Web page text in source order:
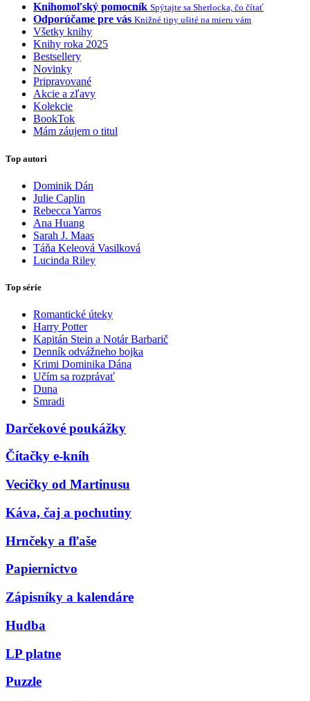
Knihomoľský pomocník Spýtajte sa Sherlocka, čo čítať
Odporúčame pre vás Knižné tipy ušité na mieru vám
Všetky knihy
Knihy roka 2025
Bestsellery
Novinky
Pripravované
Akcie a zľavy
Kolekcie
BookTok
Mám záujem o titul
Top autori
Dominik Dán
Julie Caplin
Rebecca Yarros
Ana Huang
Sarah J. Maas
Táňa Keleová Vasilková
Lucinda Riley
Top série
Romantické úteky
Harry Potter
Kapitán Stein a Notár Barbarič
Denník odvážneho bojka
Krimi Dominika Dána
Učím sa rozprávať
Duna
Smradi
Darčekové poukážky
Čítačky e-kníh
Vecičky od Martinusu
Káva, čaj a pochutiny
Hrnčeky a fľaše
Papiernictvo
Zápisníky a kalendáre
Hudba
LP platne
Puzzle